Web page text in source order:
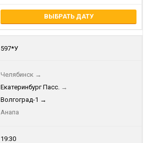
ВЫБРАТЬ ДАТУ
597*У
Челябинск →
Екатеринбург Пасс. →
Волгоград-1 →
Анапа
19:30